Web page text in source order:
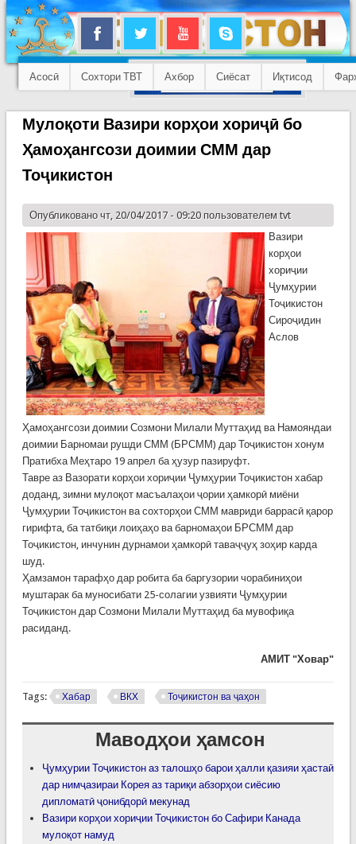
Асосӣ Сохтори ТВТ Ахбор Сиёсат Иқтисод
Мулоқоти Вазири корҳои хориҷӣ бо
Ҳамоҳангсози доимии СММ дар
Тоҷикистон
Опубликовано чт, 20/04/2017 - 09:20 пользователем tvt
Вазири
корҳои
хориҷии
Ҷумҳурии
Тоҷикистон
Сироҷидин
Аслов
Ҳамоҳангсози доимии Созмони Милали Муттаҳид ва Намояндаи
доимии Барномаи рушди СММ (БРСММ) дар Тоҷикистон хонум
Пратибха Меҳтаро 19 апрел ба ҳузур пазируфт.
Тавре аз Вазорати корҳои хориҷии Ҷумҳурии Тоҷикистон хабар
доданд, зимни мулоқот масъалаҳои ҷории ҳамкорӣ миёни
Ҷумҳурии Тоҷикистон ва сохторҳои СММ мавриди баррасӣ қарор
гирифта, ба татбиқи лоиҳаҳо ва барномаҳои БРСММ дар
Тоҷикистон, инчунин дурнамои ҳамкорӣ таваҷҷуҳ зоҳир карда
шуд.
Ҳамзамон тарафҳо дар робита ба баргузории чорабиниҳои
муштарак ба муносибати 25-солагии узвияти Ҷумҳурии
Тоҷикистон дар Созмони Милали Муттаҳид ба мувофиқа
расиданд.
АМИТ "Ховар"
Tags: Хабар ВКХ Тоҷикистон ва ҷаҳон
Маводҳои ҳамсон
Ҷумҳурии Тоҷикистон аз талошҳо барои ҳалли қазияи ҳастаӣ
дар нимҷазираи Корея аз тариқи абзорҳои сиёсию
дипломатӣ ҷонибдорӣ мекунад
Вазири корҳои хориҷии Тоҷикистон бо Сафири Канада
мулоқот намуд